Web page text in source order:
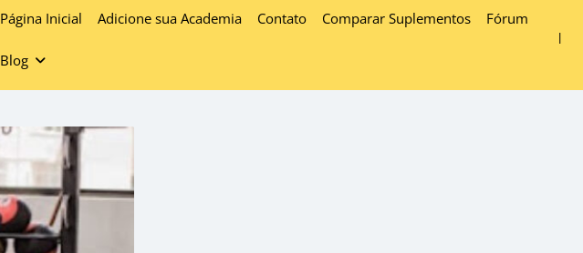
Página Inicial Adicione sua Academia Contato Comparar Suplementos Fórum
Blog